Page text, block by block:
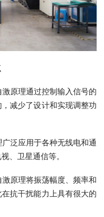
原理通过控制输入信号的
减少了设计和实现调整功
泛应用于各种无线电和通
、卫星通信等。
原理将振荡幅度、频率和
抗干扰能力上具有很大的